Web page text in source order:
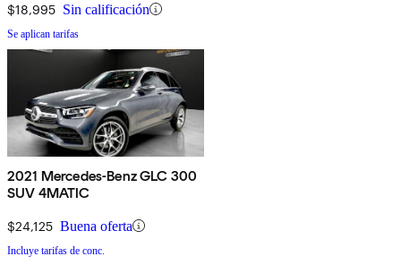
$18,995 Sin calificación
Se aplican tarifas
2021 Mercedes-Benz GLC 300
SUV 4MATIC
$24,125 Buena oferta
Incluye tarifas de conc.